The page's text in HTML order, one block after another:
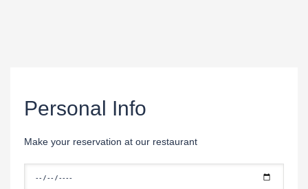
Personal Info
Make your reservation at our restaurant